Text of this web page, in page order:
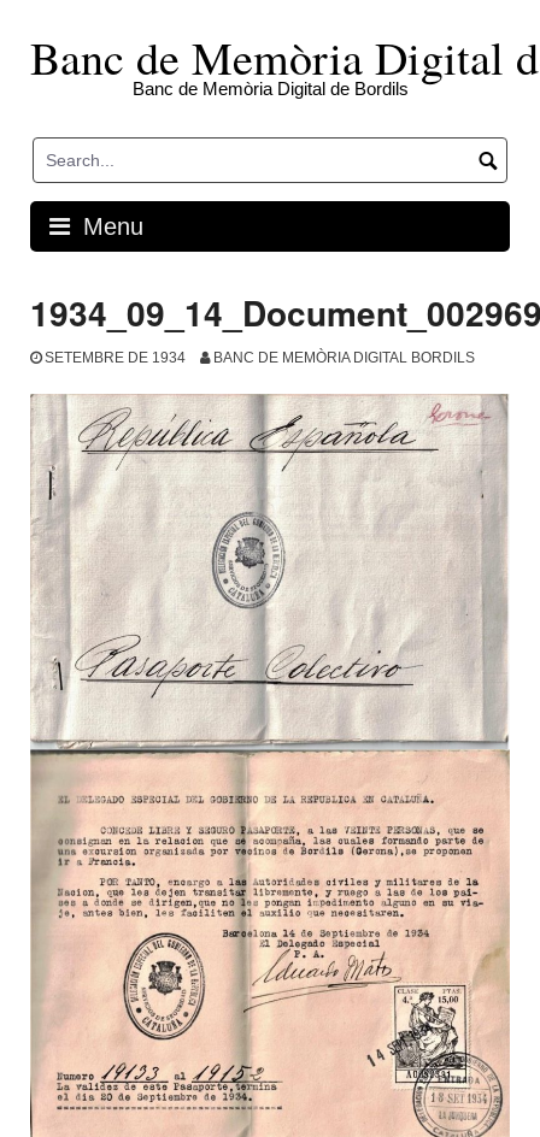
contentBanc de Memòria Digital
Banc de Memòria Digital de Bordils
Menu
SETEMBRE DE 1934 BANC DE MEMÒRIA DIGITAL BORDILS